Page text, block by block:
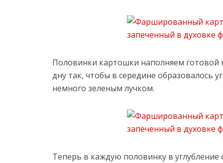
Половинки картошки наполняем готовой
дну так, чтобы в середине образовалось
немного зеленым лучком.
Теперь в каждую половинку в